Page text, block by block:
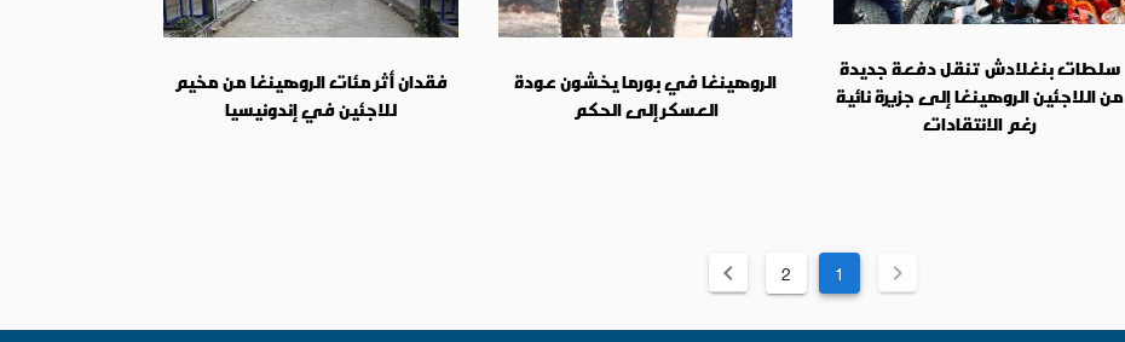
سلطات بنغلادش تنقل دفعة جديدة
من اللاجئين الروهينغا إلى جزيرة نائية
رغم الانتقادات
الروهينغا في بورما يخشون عودة
العسكر إلى الحكم
فقدان أثر مئات الروهينغا من مخيم
للاجئين في إندونيسيا
1
2